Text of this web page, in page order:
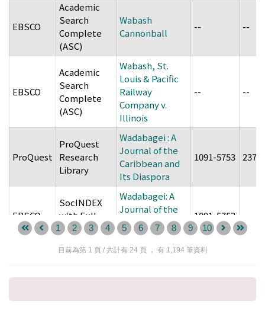
EBSCO
Academic
Search
Complete
(ASC)
Wabash
Cannonball
-- --
EBSCO
Academic
Search
Complete
(ASC)
Wabash, St.
Louis & Pacific
Railway
Company v.
Illinois
-- --
ProQuest
ProQuest
Research
Library
Wadabagei : A
Journal of the
Caribbean and
Its Diaspora
1091-5753
EBSCO
SocINDEX
with Full
Text
Wadabagei: A
Journal of the
Caribbean & Its
Diasporas
1091-5753
Academic
Search
Complete
1 2 3 4 5 6 7 8 9 10
目前為第 1 頁 / 共計有 24頁 ， 有 1,194筆資料